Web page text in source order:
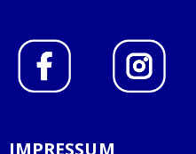
IMPRESSUM